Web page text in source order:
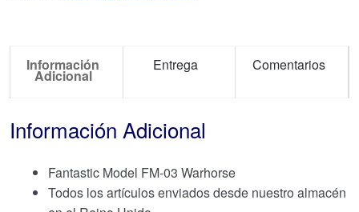
Información
Adicional
Entrega Comentarios
Información Adicional
Fantastic Model FM-03 Warhorse
Todos los artículos enviados desde nuestro almacén